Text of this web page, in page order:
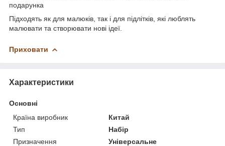
подарунка
Підходять як для малюків, так і для підлітків, які люблять
малювати та створювати нові ідеї.
Приховати
Характеристики
Основні
Країна виробник
Китай
Тип
Набір
Призначення
Універсальне